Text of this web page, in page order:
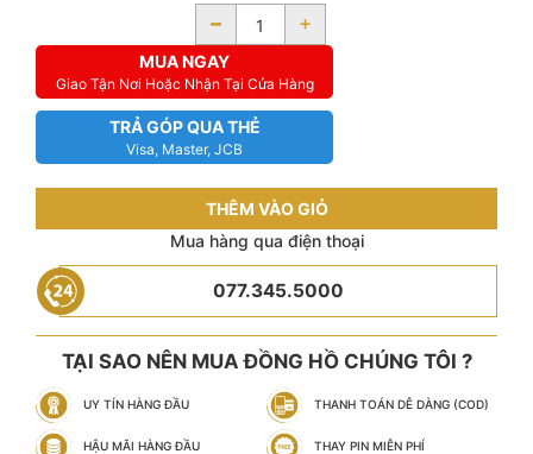
- +
MUA NGAY
Giao Tận Nơi Hoặc Nhận Tại Cửa Hàng
TRẢ GÓP QUA THẺ
Visa, Master, JCB
THÊM VÀO GIỎ
Mua hàng qua điện thoại
077.345.5000
TẠI SAO NÊN MUA ĐỒNG HỒ CHÚNG TÔI ?
UY TÍN HÀNG ĐẦU THANH TOÁN DỄ DÀNG (COD)
HẬU MÃI HÀNG ĐẦU THAY PIN MIỄN PHÍ